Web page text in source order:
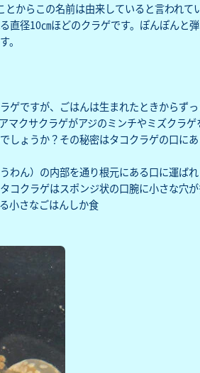
からこの名前は由来していると言われて
直径10㎝ほどのクラゲです。ぽんぽんと
。
ゲですが、ごはんは生まれたときからず
マクサクラゲがアジのミンチやミズクラ
ょうか？その秘密はタコクラゲの口にあ
わん）の内部を通り根元にある口に運ば
コクラゲはスポンジ状の口腕に小さな穴
小さなごはんしか食